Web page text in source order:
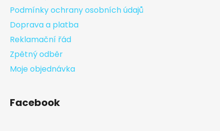
Podmínky ochrany osobních údajů
Doprava a platba
Reklamační řád
Zpětný odběr
Moje objednávka
Facebook